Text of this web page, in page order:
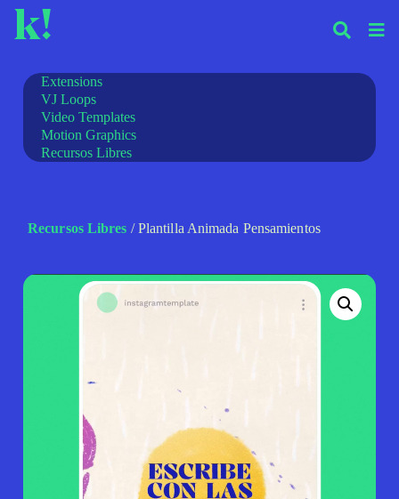
k!
Extensions
VJ Loops
Video Templates
Motion Graphics
Recursos Libres
Recursos Libres / Plantilla Animada Pensamientos